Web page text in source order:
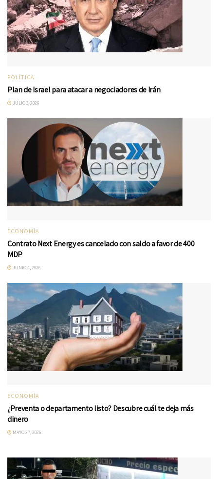
POLÍTICA
Plan de Israel para atacar a negociadores de Irán
JULIO 3, 2026
ECONOMÍA
Contrato Next Energy es cancelado con saldo a favor de 400
MDP
JUNIO 4, 2026
ECONOMÍA
¿Preventa o departamento listo? Descubre cuál te deja más
dinero
MAYO 27, 2026